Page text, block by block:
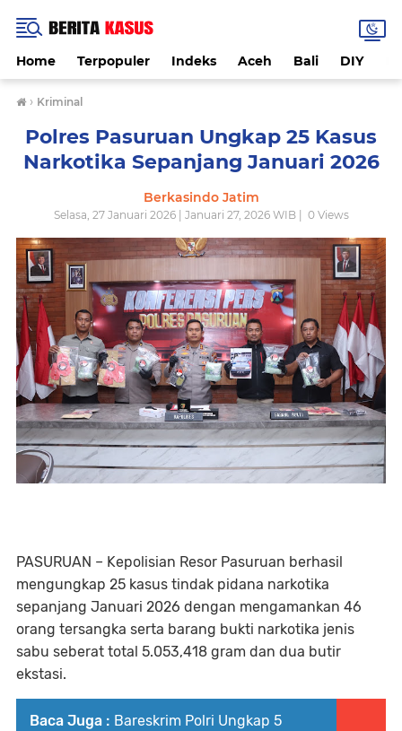
Home Terpopuler Indeks Aceh Bali DIY
› Kriminal
Polres Pasuruan Ungkap 25 Kasus
Narkotika Sepanjang Januari 2026
Berkasindo Jatim
Selasa, 27 Januari 2026 | Januari 27, 2026 WIB | 0Views
PASURUAN – Kepolisian Resor Pasuruan berhasil
mengungkap 25 kasus tindak pidana narkotika
sepanjang Januari 2026 dengan mengamankan 46
orang tersangka serta barang bukti narkotika jenis
sabu seberat total 5.053,418 gram dan dua butir
ekstasi.
Baca Juga : Bareskrim Polri Ungkap 5